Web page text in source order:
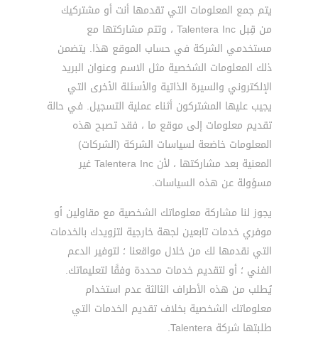
يتم جمع المعلومات التي تقدمها أنت أو مشتركيك
من قِبل Talentera Inc ، وتتم مشاركتها مع
مستخدمي الشركة في حساب الموقع هذا. يتضمن
ذلك المعلومات الشخصية مثل الاسم وعنوان البريد
الإلكتروني والسيرة الذاتية والأسئلة الأخرى التي
يجيب عليها المشتركون أثناء عملية التسجيل. في حالة
تقديم معلومات إلى موقع ما ، فقد تصبح هذه
المعلومات خاضعة لسياسات الشركة (الشركات)
المعنية بعد مشاركتها ، لأن Talentera Inc غير
مسؤولة عن هذه السياسات.
يجوز لنا مشاركة معلوماتك الشخصية مع مقاولين أو
موفري خدمات تابعين لجهة خارجية لتزويدك بالخدمات
التي نقدمها لك من خلال مواقعنا ؛ لتوفير الدعم
الفني ؛ أو لتقديم خدمات محددة وفقًا لتعليماتك.
يُطلب من هذه الأطراف الثالثة عدم استخدام
معلوماتك الشخصية بخلاف تقديم الخدمات التي
طلبتها شركة Talentera.